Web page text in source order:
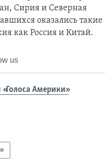
Сирия и Северная
оказались такие
как Россия и Китай.
us
Америки»